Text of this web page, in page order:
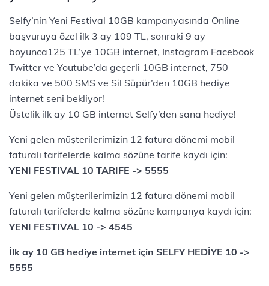
Selfy’nin Yeni Festival 10GB kampanyasında Online
başvuruya özel ilk 3 ay 109 TL, sonraki 9 ay
boyunca125 TL’ye 10GB internet, Instagram Facebook
Twitter ve Youtube’da geçerli 10GB internet, 750
dakika ve 500 SMS ve Sil Süpür’den 10GB hediye
internet seni bekliyor!
Üstelik ilk ay 10 GB internet Selfy’den sana hediye!
Yeni gelen müşterilerimizin 12 fatura dönemi mobil
faturalı tarifelerde kalma sözüne tarife kaydı için:
YENI FESTIVAL 10 TARIFE -> 5555
Yeni gelen müşterilerimizin 12 fatura dönemi mobil
faturalı tarifelerde kalma sözüne kampanya kaydı için:
YENI FESTIVAL 10 -> 4545
İlk ay 10 GB hediye internet için SELFY HEDİYE 10 ->
5555